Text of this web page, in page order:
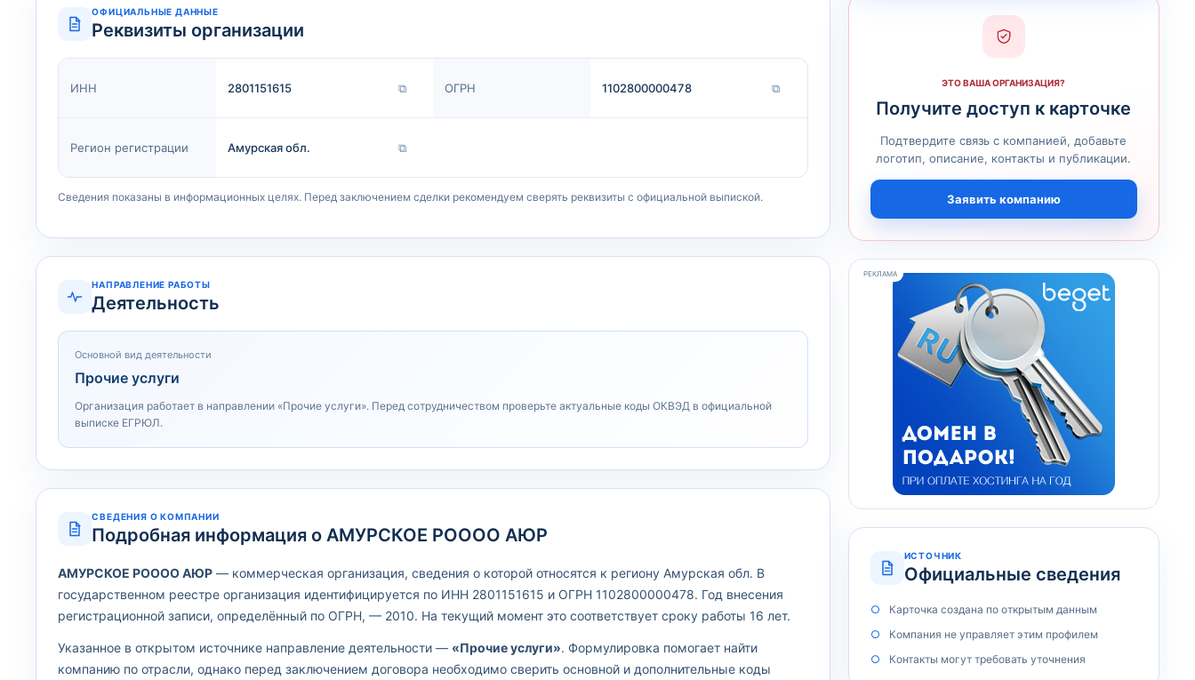
ОФИЦИАЛЬНЫЕ ДАННЫЕ
Реквизиты организации
ИНН 2801151615 ⧉ ОГРН 1102800000478 ⧉
Регион регистрации Амурская обл. ⧉
Сведения показаны в информационных целях. Перед заключением сделки рекомендуем сверять реквизиты с официальной выпиской.
НАПРАВЛЕНИЕ РАБОТЫ
Деятельность
Основной вид деятельности
Прочие услуги
Организация работает в направлении «Прочие услуги». Перед сотрудничеством проверьте актуальные коды ОКВЭД в официальной
выписке ЕГРЮЛ.
СВЕДЕНИЯ О КОМПАНИИ
Подробная информация о АМУРСКОЕ РОООО АЮР
АМУРСКОЕ РОООО АЮР — коммерческая организация, сведения о которой относятся к региону Амурская обл. В
государственном реестре организация идентифицируется по ИНН 2801151615 и ОГРН 1102800000478. Год внесения
регистрационной записи, определённый по ОГРН, — 2010. На текущий момент это соответствует сроку работы 16 лет.
Указанное в открытом источнике направление деятельности — «Прочие услуги». Формулировка помогает найти
компанию по отрасли, однако перед заключением договора необходимо сверить основной и дополнительные коды
ЭТО ВАША ОРГАНИЗАЦИЯ?
Получите доступ к карточке
Подтвердите связь с компанией, добавьте
логотип, описание, контакты и публикации.
Заявить компанию
РЕКЛАМА
ИСТОЧНИК
Официальные сведения
Карточка создана по открытым данным
Компания не управляет этим профилем
Контакты могут требовать уточнения